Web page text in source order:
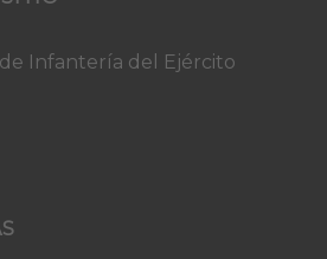
Infantería del Ejército